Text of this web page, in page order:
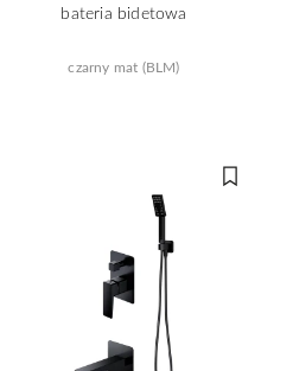
bateria bidetowa
czarny mat (BLM)